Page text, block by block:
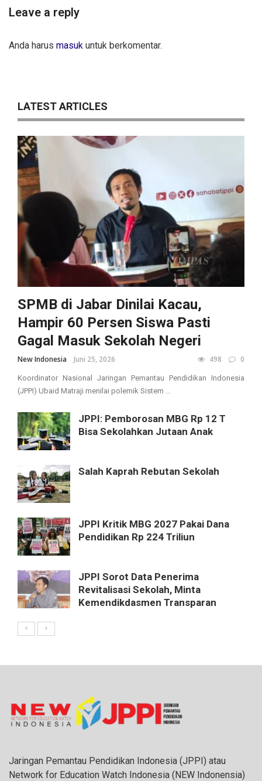
Leave a reply
Anda harus masuk untuk berkomentar.
LATEST ARTICLES
SPMB di Jabar Dinilai Kacau,
Hampir 60 Persen Siswa Pasti
Gagal Masuk Sekolah Negeri
New Indonesia Juni 25, 2026 498 0
Koordinator Nasional Jaringan Pemantau Pendidikan Indonesia
(JPPI) Ubaid Matraji menilai polemik Sistem ...
JPPI: Pemborosan MBG Rp 12 T
Bisa Sekolahkan Jutaan Anak
Salah Kaprah Rebutan Sekolah
JPPI Kritik MBG 2027 Pakai Dana
Pendidikan Rp 224 Triliun
JPPI Sorot Data Penerima
Revitalisasi Sekolah, Minta
Kemendikdasmen Transparan
Jaringan Pemantau Pendidikan Indonesia (JPPI) atau
Network for Education Watch Indonesia (NEW Indonensia)